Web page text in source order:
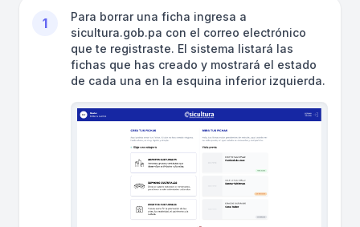
1
Para borrar una ficha ingresa a
sicultura.gob.pa con el correo electrónico
que te registraste. El sistema listará las
fichas que has creado y mostrará el estado
de cada una en la esquina inferior izquierda.